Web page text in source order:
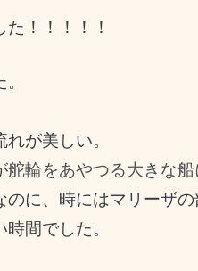
！！！！！
が美しい。
舵輪をあやつる大きな
のに、時にはマリーザ
間でした。